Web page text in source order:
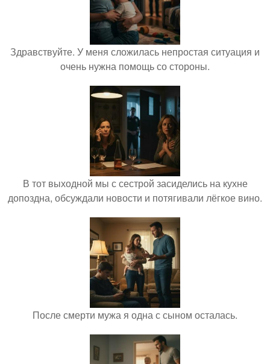
Здравствуйте. У меня сложилась непростая ситуация и
очень нужна помощь со стороны.
В тот выходной мы с сестрой засиделись на кухне
допоздна, обсуждали новости и потягивали лёгкое вино.
После смерти мужа я одна с сыном осталась.